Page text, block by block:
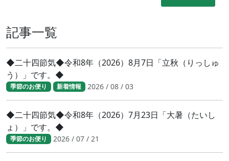
記事一覧
◆二十四節気◆令和8年（2026）8月7日「立秋（りっしゅ
う）」です。◆
季節のお便り 新着情報 2026 / 08 / 03
◆二十四節気◆令和8年（2026）7月23日「大暑（たいし
ょ）」です。◆
季節のお便り 2026 / 07 / 21